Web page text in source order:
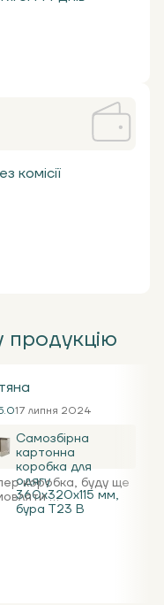
комісії
17 липня 2024
Самозбірна
картонна
коробка для
одягу
360х320х115 мм,
бура Т23 В
коробка, буду ще
...